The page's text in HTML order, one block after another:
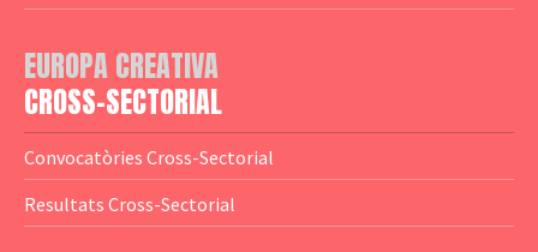
— Logotips
— Notícies
— Guies MEDIA
— Altres Guies
EUROPA CREATIVA
CROSS-SECTORIAL
Convocatòries Cross-Sectorial
Resultats Cross-Sectorial